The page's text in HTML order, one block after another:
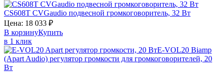
CS608T CVGaudio подвесной громкоговоритель, 32 Вт
Цена: 18 033 ₽
В корзинуКупить
в 1 клик
E-VOL20 Biamp
(Apart Audio) регулятор громкости для громкоговорителей, 20
Вт